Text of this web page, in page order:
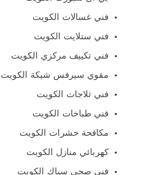
فني غسالات الكويت
فني ستلايت الكويت
فني تكييف مركزي الكويت
مقوي سيرفس شيكة الكويت
فني ثلاجات الكويت
فني طباخات الكويت
مكافحة حشرات الكويت
كهربائي منازل الكويت
فني صحي سباك الكويت